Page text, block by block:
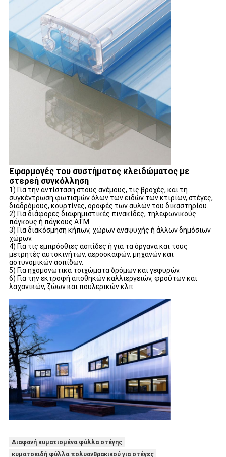
Εφαρμογές του συστήματος κλειδώματος με
στερεή συγκόλληση
1) Για την αντίσταση στους ανέμους, τις βροχές, και τη
συγκέντρωση φωτισμών όλων των ειδών των κτιρίων, στέγες,
διαδρόμους, κουρτίνες, οροφές των αυλών του δικαστηρίου.
2) Για διάφορες διαφημιστικές πινακίδες, τηλεφωνικούς
πάγκους ή πάγκους ATM.
3) Για διακόσμηση κήπων, χώρων αναψυχής ή άλλων δημόσιων
χώρων.
4) Για τις εμπρόσθιες ασπίδες ή για τα όργανα και τους
μετρητές αυτοκινήτων, αεροσκαφών, μηχανών και
αστυνομικών ασπίδων.
5) Για ηχομονωτικά τοιχώματα δρόμων και γεφυρών.
6) Για την εκτροφή αποθηκών καλλιεργειών, φρούτων και
λαχανικών, ζώων και πουλερικών κλπ.
Διαφανή κυματισμένα φύλλα στέγης
κυματοειδή φύλλα πολυανθρακικού για στέγες